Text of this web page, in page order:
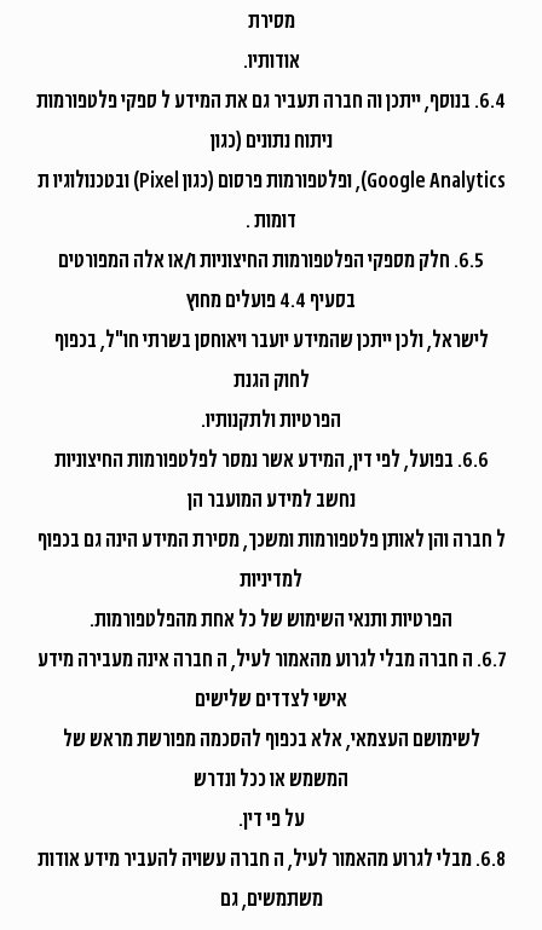
מסירת
אודותיו.
6.4. בנוסף, ייתכן וה חברה תעביר גם את המידע ל ספקי פלטפורמות
ניתוח נתונים (כגון
Google Analytics), ופלטפורמות פרסום (כגון Pixel) ובטכנולוגיו ת
דומות .
6.5. חלק מספקי הפלטפורמות החיצוניות ו/או אלה המפורטים
בסעיף 4.4 פועלים מחוץ
לישראל, ולכן ייתכן שהמידע יועבר ויאוחסן בשרתי חו"ל, בכפוף
לחוק הגנת
הפרטיות ולתקנותיו.
6.6. בפועל, לפי דין, המידע אשר נמסר לפלטפורמות החיצוניות
נחשב למידע המועבר הן
ל חברה והן לאותן פלטפורמות ומשכך, מסירת המידע הינה גם בכפוף
למדיניות
הפרטיות ותנאי השימוש של כל אחת מהפלטפורמות.
6.7. ה חברה מבלי לגרוע מהאמור לעיל, ה חברה אינה מעבירה מידע
אישי לצדדים שלישים
לשימושם העצמאי, אלא בכפוף להסכמה מפורשת מראש של
המשמש או ככל ונדרש
על פי דין.
6.8. מבלי לגרוע מהאמור לעיל, ה חברה עשויה להעביר מידע אודות
משתמשים, גם